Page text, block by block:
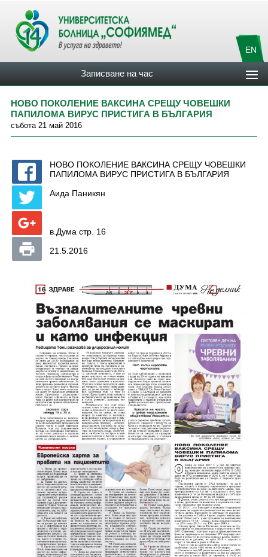
EN
Записване на час
НОВО ПОКОЛЕНИЕ ВАКСИНА СРЕЩУ ЧОВЕШКИ
ПАПИЛОМА ВИРУС ПРИСТИГА В БЪЛГАРИЯ
събота 21 май 2016
НОВО ПОКОЛЕНИЕ ВАКСИНА СРЕЩУ ЧОВЕШКИ
ПАПИЛОМА ВИРУС ПРИСТИГА В БЪЛГАРИЯ
Аида Паникян
в.Дума стр. 16
21.5.2016